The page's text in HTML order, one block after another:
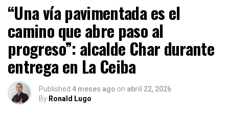
“Una vía pavimentada es el
camino que abre paso al
progreso”: alcalde Char durante
entrega en La Ceiba
Published 4 meses ago on abril 22, 2026
By Ronald Lugo